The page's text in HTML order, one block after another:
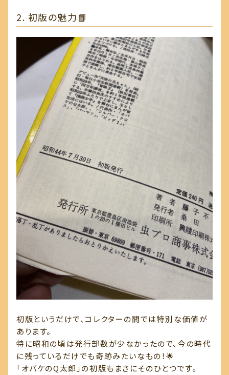
2. 初版の魅力📘
初版というだけで、コレクターの間では特別な価値が
あります。
特に昭和の頃は発行部数が少なかったので、今の時代
に残っているだけでも奇跡みたいなもの！🌟
「オバケのQ太郎」の初版もまさにそのひとつです。